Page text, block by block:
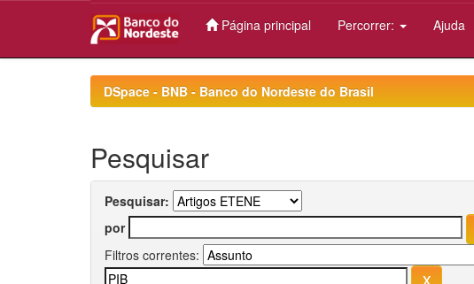
Página principal Percorrer: Ajuda
DSpace - BNB - Banco do Nordeste do Brasil
Pesquisar
Pesquisar:
por
Filtros correntes: